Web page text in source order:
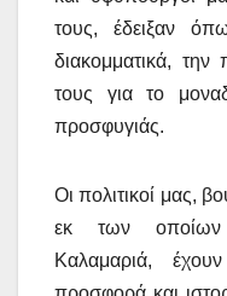
τους, έδειξαν
διακομματικά, την
τους για το
προσφυγιάς.
Οι πολιτικοί μας,
εκ των οποίων
Καλαμαριά,